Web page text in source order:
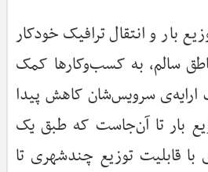
بار و انتقال ترافیک خودکار
سالم، به کسب‌وکارها کمک
ارایه‌ی سرویس‌شان کاهش پیدا
بار تا آن‌جاست که طبق یک
قابلیت توزیع چندشهری تا